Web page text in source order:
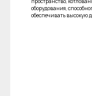
оборудования,
обеспечивать